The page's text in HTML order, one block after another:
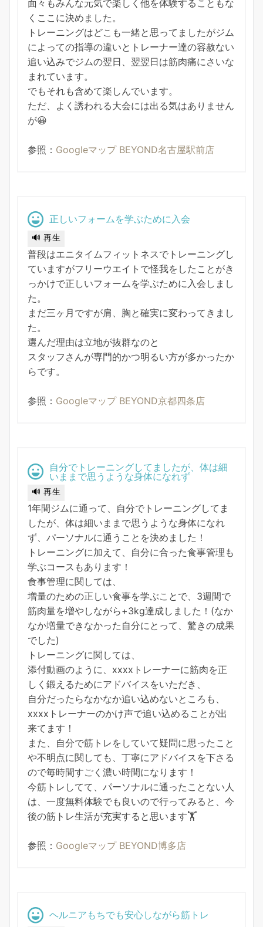
面々もみんな元気で楽しく他を体験することもな
くここに決めました。
トレーニングはどこも一緒と思ってましたがジム
によっての指導の違いとトレーナー達の容赦ない
追い込みでジムの翌日、翌翌日は筋肉痛にさいな
まれています。
でもそれも含めて楽しんでいます。
ただ、よく誘われる大会には出る気はありません
が😀
参照： Googleマップ BEYOND名古屋駅前店
正しいフォームを学ぶために入会
🔊 再生
普段はエニタイムフィットネスでトレーニングし
ていますがフリーウエイトで怪我をしたことがき
っかけで正しいフォームを学ぶために入会しまし
た。
まだ三ヶ月ですが肩、胸と確実に変わってきまし
た。
選んだ理由は立地が抜群なのと
スタッフさんが専門的かつ明るい方が多かったか
らです。
参照： Googleマップ BEYOND京都四条店
自分でトレーニングしてましたが、体は細
いままで思うような身体になれず
🔊 再生
1年間ジムに通って、自分でトレーニングしてま
したが、体は細いままで思うような身体になれ
ず、パーソナルに通うことを決めました！
トレーニングに加えて、自分に合った食事管理も
学ぶコースもあります！
食事管理に関しては、
増量のための正しい食事を学ぶことで、3週間で
筋肉量を増やしながら+3kg達成しました！(なか
なか増量できなかった自分にとって、驚きの成果
でした)
トレーニングに関しては、
添付動画のように、xxxxトレーナーに筋肉を正
しく鍛えるためにアドバイスをいただき、
自分だったらなかなか追い込めないところも、
xxxxトレーナーのかけ声で追い込めることが出
来てます！
また、自分で筋トレをしていて疑問に思ったこと
や不明点に関しても、丁寧にアドバイスを下さる
ので毎時間すごく濃い時間になります！
今筋トレしてて、パーソナルに通ったことない人
は、一度無料体験でも良いので行ってみると、今
後の筋トレ生活が充実すると思います🏋️
参照： Googleマップ BEYOND博多店
ヘルニアもちでも安心しながら筋トレ